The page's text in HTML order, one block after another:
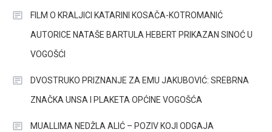
FILM O KRALJICI KATARINI KOSAČA-KOTROMANIĆ
AUTORICE NATAŠE BARTULA HEBERT PRIKAZAN SINOĆ U
VOGOŠĆI
DVOSTRUKO PRIZNANJE ZA EMU JAKUBOVIĆ: SREBRNA
ZNAČKA UNSA I PLAKETA OPĆINE VOGOŠĆA
MUALLIMA NEDŽLA ALIĆ – POZIV KOJI ODGAJA